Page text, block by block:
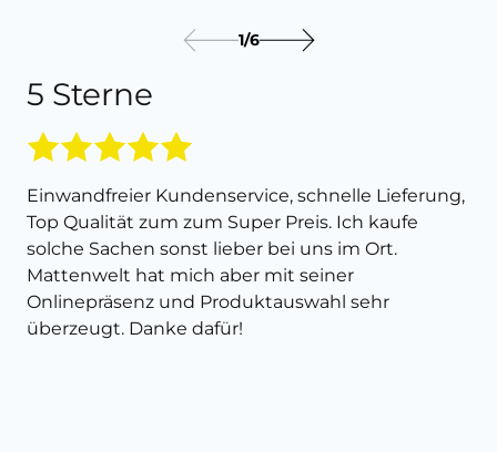
5 Sterne
Einwandfreier Kundenservice, schnelle Lieferung,
Top Qualität zum zum Super Preis. Ich kaufe
solche Sachen sonst lieber bei uns im Ort.
Mattenwelt hat mich aber mit seiner
Onlinepräsenz und Produktauswahl sehr
überzeugt. Danke dafür!
1/6